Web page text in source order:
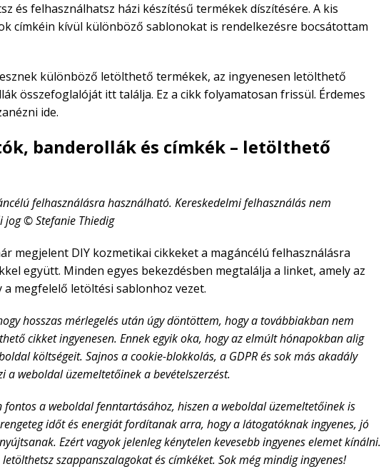
és felhasználhatsz házi készítésű termékek díszítésére. A kis
címkéin kívül különböző sablonokat is rendelkezésre bocsátottam
különböző letölthető termékek, az ingyenesen letölthető
összefoglalóját itt találja. Ez a cikk folyamatosan frissül. Érdemes
ide.
banderollák és címkék – letölthető
felhasználásra használható. Kereskedelmi felhasználás nem
jog © Stefanie Thiedig
megjelent DIY kozmetikai cikkeket a magáncélú felhasználásra
együtt. Minden egyes bekezdésben megtalálja a linket, amely az
megfelelő letöltési sablonhoz vezet.
hosszas mérlegelés után úgy döntöttem, hogy a továbbiakban nem
cikket ingyenesen. Ennek egyik oka, hogy az elmúlt hónapokban alig
költségeit. Sajnos a cookie-blokkolás, a GDPR és sok más akadály
a weboldal üzemeltetőinek a bevételszerzést.
fontos a weboldal fenntartásához, hiszen a weboldal üzemeltetőinek is
időt és energiát fordítanak arra, hogy a látogatóknak ingyenes, jó
Ezért vagyok jelenleg kénytelen kevesebb ingyenes elemet kínálni.
szappanszalagokat és címkéket. Sok még mindig ingyenes!